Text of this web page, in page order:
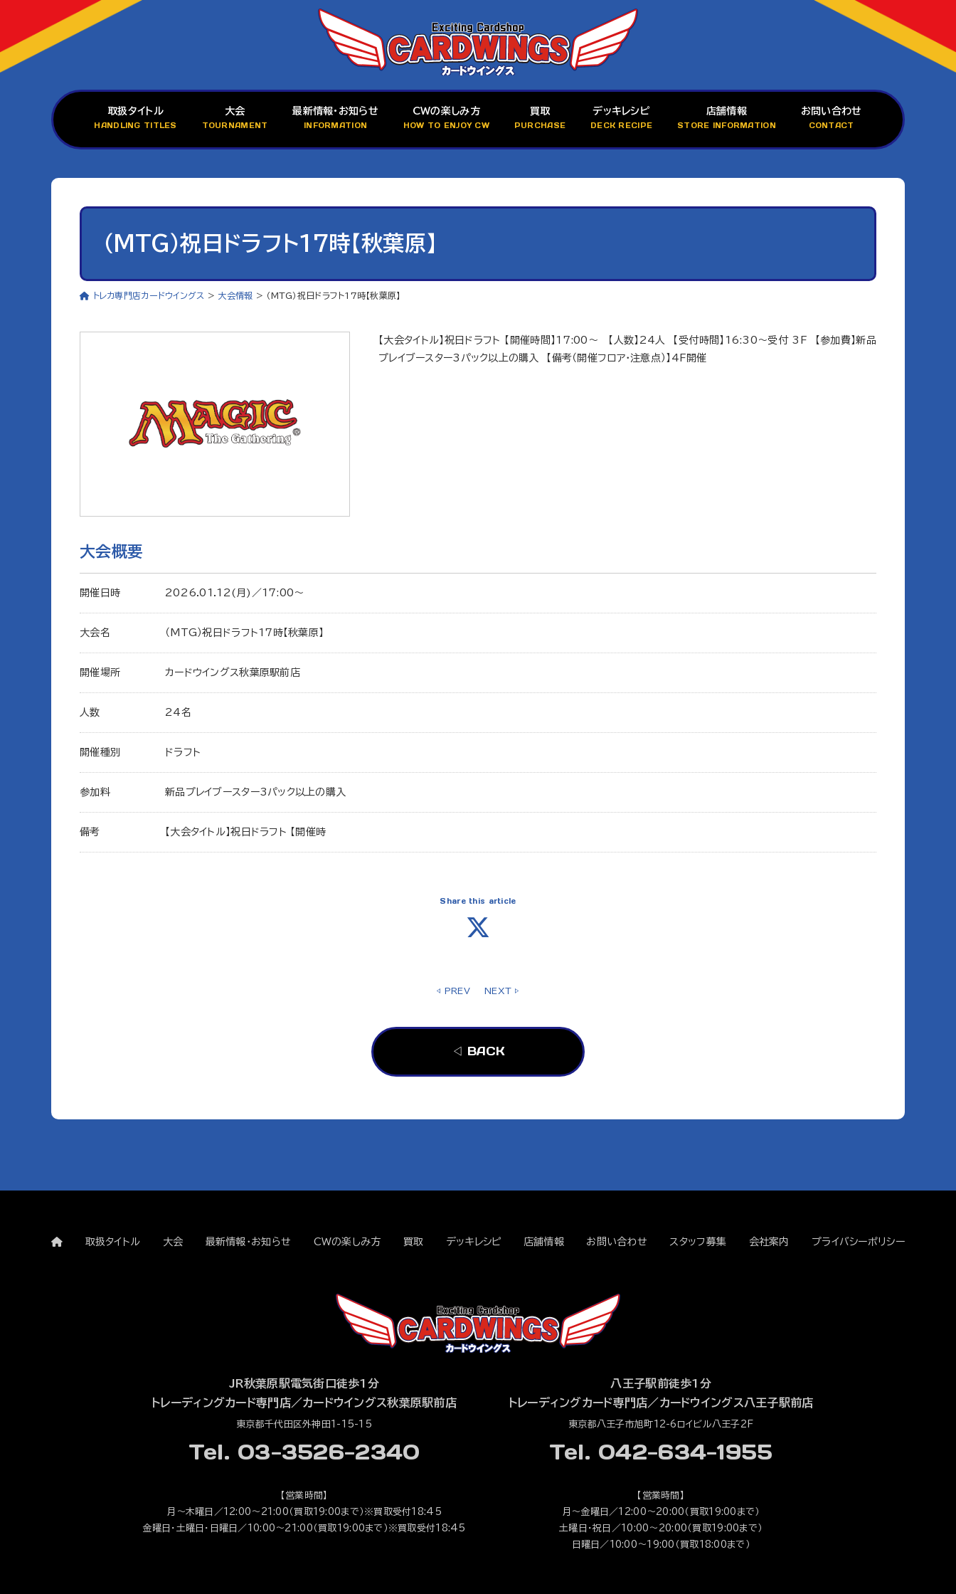
取扱タイトル
HANDLING TITLES
大会
TOURNAMENT
最新情報・お知らせ
INFORMATION
CWの楽しみ方
HOW TO ENJOY CW
買取
PURCHASE
デッキレシピ
DECK RECIPE
店舗情報
STORE INFORMATION
お問い合わせ
CONTACT
（MTG）祝日ドラフト17時【秋葉原】
トレカ専門店カードウイングス > 大会情報 > （MTG）祝日ドラフト17時【秋葉原】
【大会タイトル】祝日ドラフト 【開催時間】17:00～ 【人数】24人 【受付時間】16:30～受付 3F 【参加費】新品
プレイブースター3パック以上の購入 【備考（開催フロア・注意点）】4F開催
大会概要
開催日時 2026.01.12(月)／17:00〜
大会名 （MTG）祝日ドラフト17時【秋葉原】
開催場所 カードウイングス秋葉原駅前店
人数 24名
開催種別 ドラフト
参加料 新品プレイブースター3パック以上の購入
備考 【大会タイトル】祝日ドラフト 【開催時
Share this article
◁ PREV NEXT ▷
◁ BACK
取扱タイトル 大会 最新情報・お知らせ CWの楽しみ方 買取 デッキレシピ 店舗情報 お問い合わせ スタッフ募集 会社案内 プライバシーポリシー
JR秋葉原駅電気街口徒歩1分
トレーディングカード専門店／カードウイングス秋葉原駅前店
東京都千代田区外神田1-15-15
Tel. 03-3526-2340
【営業時間】
月～木曜日／12:00～21:00（買取19:00まで）※買取受付18:45
金曜日・土曜日・日曜日／10:00～21:00（買取19:00まで）※買取受付18:45
八王子駅前徒歩1分
トレーディングカード専門店／カードウイングス八王子駅前店
東京都八王子市旭町12-6ロイビル八王子2F
Tel. 042-634-1955
【営業時間】
月～金曜日／12:00～20:00（買取19:00まで）
土曜日・祝日／10:00～20:00（買取19:00まで）
日曜日／10:00～19:00（買取18:00まで）